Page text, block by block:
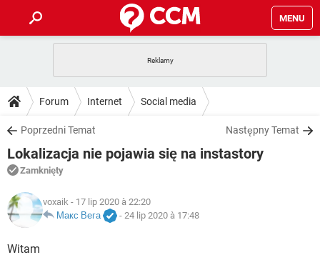
MENU
GRY WHATSAPP
SPOTIFY
INSTAGRAM FACEBOOK
WINDOWS 10
PORADY
PlayStation
SPOTIFY
INSTAGRAM
WINDOWS 10
DO POBRANIA
ANDROID TIKTOK
GRY
IOS
INSTAGRAM
WINDOWS 10
FORUM
COVID-19
GRY WHATSAPP
ARTYKUŁY
COVID-19
GRY
Forum Internet Social media
Poprzedni Temat Następny Temat
Lokalizacja nie pojawia się na instastory
Zamknięty
voxaik - 17 lip 2020 à 22:20
Макс Вега
- 24 lip 2020 à 17:48
Witam